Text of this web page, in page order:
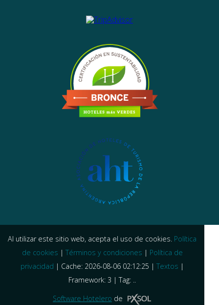
Al utilizar este sitio web, acepta el uso de cookies. Política
de cookies | Términos y condiciones | Política de
privacidad | Cache: 2026-08-06 02:12:25 | Textos |
Framework: 3 |Tag: ..
Software Hotelero de